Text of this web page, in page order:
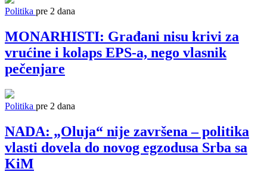
Politika pre 2 dana
MONARHISTI: Građani nisu krivi za
vrućine i kolaps EPS-a, nego vlasnik
pečenjare
Politika pre 2 dana
NADA: „Oluja“ nije završena – politika
vlasti dovela do novog egzodusa Srba sa
KiM